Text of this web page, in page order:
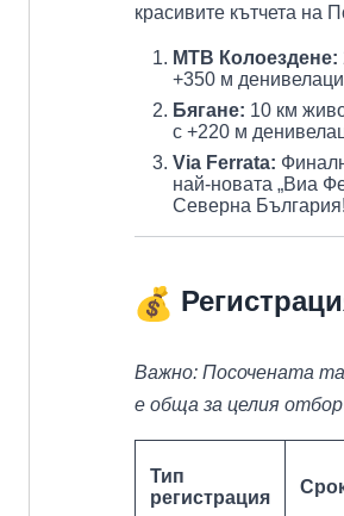
красивите кътчета на
MTB Колоездене:
+350 м
Бягане: 10 км
с +220 м
Via Ferrata:
най-новата „Виа
Северна България!
Важно: Посочената
е обща за целия
Тип
регистрация